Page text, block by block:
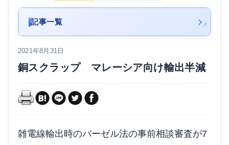
記事一覧
2021年8月31日
銅スクラップ マレーシア向け輸出半減
雑電線輸出時のバーゼル法の事前相談審査が7